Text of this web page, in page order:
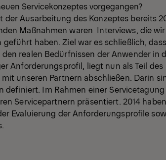
Servicekonzeptes vorgegangen?
Ausarbeitung des Konzeptes bereits
Maßnahmen waren Interviews, die
haben. Ziel war es schließlich,
realen Bedürfnissen der Anwender in
Anforderungsprofil, liegt nun als Teil des
unseren Partnern abschließen. Darin
definiert. Im Rahmen einer
Servicepartnern präsentiert. 2014
Evaluierung der Anforderungsprofile